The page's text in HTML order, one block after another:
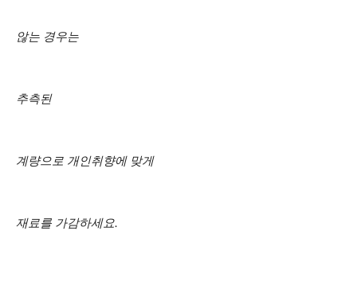
않는 경우는
추측된
계량으로 개인취향에 맞게
재료를 가감하세요.